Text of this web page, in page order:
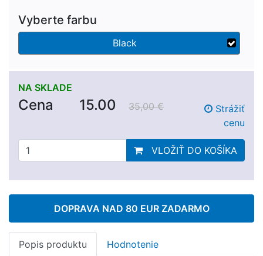
Vyberte farbu
Black
NA SKLADE
Cena 15.00 35,00 €
Strážiť
cenu
VLOŽIŤ DO KOŠÍKA
DOPRAVA NAD 80 EUR ZADARMO
Popis produktu Hodnotenie